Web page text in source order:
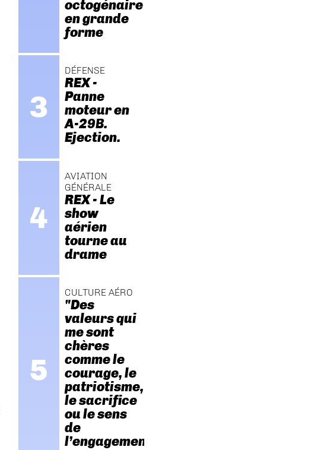
octogénaire
en grande
forme
DÉFENSE
REX -
Panne
moteur en
A-29B.
Ejection.
AVIATION
GÉNÉRALE
REX - Le
show
aérien
tourne au
drame
CULTURE AÉRO
"Des
valeurs qui
me sont
chères
comme le
courage, le
patriotisme,
le sacrifice
ou le sens
de
l’engagement."